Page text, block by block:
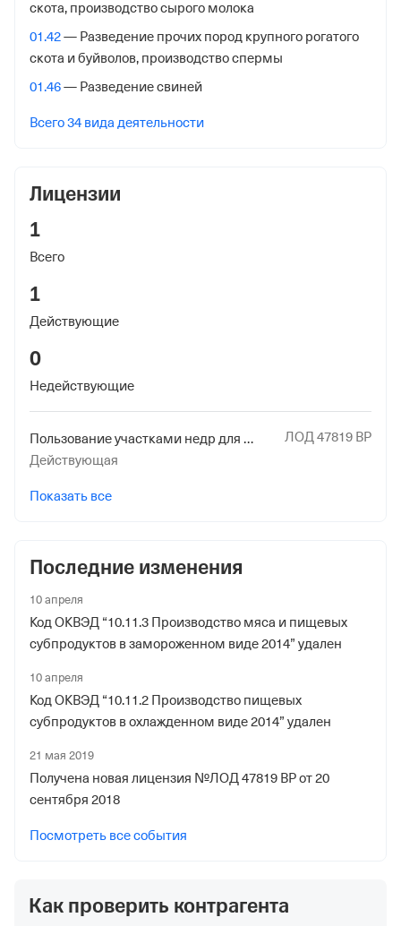
Адрес налоговой
188801, гор. Выборг, ул. Гагарина, 27 А
Внебюджетные фонды
Регистрационный номер в ПФР
1 февраля 2006
Наименование территориального органа
Отделение Фонда Пенсионного и Социального
Страхования Российской Федерации по Санкт-
1088270796
Наименование территориального органа
Отделение Фонда Пенсионного и Социального
скота, производство сырого молока
01.42— Разведение прочих пород крупного рогатого
скота и буйволов, производство спермы
01.46— Разведение свиней
Всего 34 вида деятельности
Лицензии
1
Всего
1
Действующие
0
Недействующие
Пользование участками недр для целей геологического изучения и добычи подземных вод, используемых для питьевого водоснабжения населения или технологического обеспечения водой объектов промышленности
ЛОД 47819 ВР
Действующая
Показать все
Последние изменения
10 апреля
Код ОКВЭД “10.11.3 Производство мяса и пищевых
субпродуктов в замороженном виде 2014” удален
10 апреля
Код ОКВЭД “10.11.2 Производство пищевых
субпродуктов в охлажденном виде 2014” удален
21 мая 2019
Получена новая лицензия №ЛОД 47819 ВР от 20
сентября 2018
Посмотреть все события
Как проверить контрагента